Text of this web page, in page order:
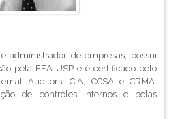
administrador de empresas, possui
pela FEA-USP e é certificado pelo
Auditors: CIA, CCSA e CRMA.
de controles internos e pelas
de governança, gestão de riscos